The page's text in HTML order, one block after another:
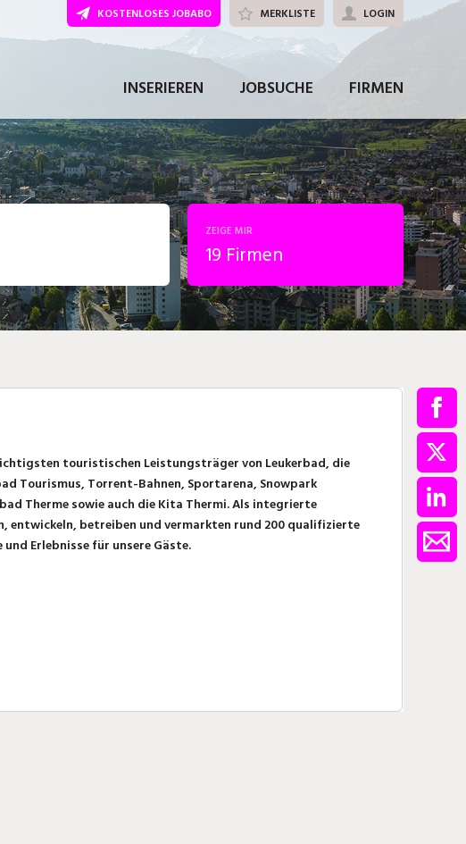
INSERIEREN JOBSUCHE FIRMEN
KOSTENLOSES JOBABO MERKLISTE LOGIN
ZEIGE MIR
19 Firmen
touristischen Leistungsträger von Leukerbad, die
Tourismus, Torrent-Bahnen, Sportarena, Snowpark
Therme sowie auch die Kita Thermi. Als integrierte
entwickeln, betreiben und vermarkten rund 200 qualifizierte
Erlebnisse für unsere Gäste.